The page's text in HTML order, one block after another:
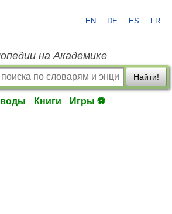
EN DE ES FR
на Академике
Найти!
Книги Игры ⚽